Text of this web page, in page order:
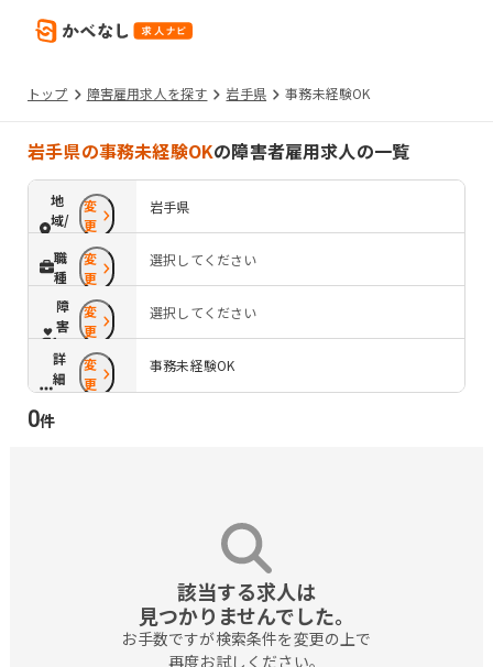
トップ 障害雇用求人を探す 岩手県 事務未経験OK
岩手県の事務未経験OKの障害者雇用求人の一覧
地
域/
路
線
変
更
岩手県
職
種
変
更
選択してください
障
害
配
慮
変
更
選択してください
詳
細
条
件
変
更
事務未経験OK
0件
該当する求人は
見つかりませんでした。
お手数ですが検索条件を変更の上で
再度お試しください。